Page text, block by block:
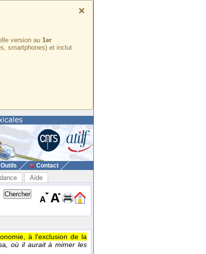
×
version au 1er
smartphones) et inclut
Outils Contact
Aide
à l'exclusion de la
, où il aurait à mimer les